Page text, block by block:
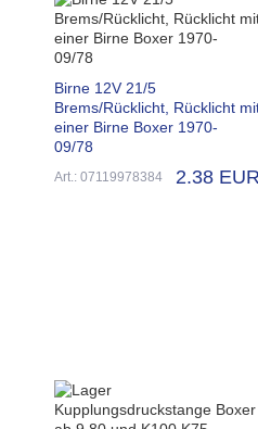
Birne 12V 21/5
Brems/Rücklicht, Rücklicht
einer Birne Boxer 1970-
09/78
Art.: 07119978384 2.38